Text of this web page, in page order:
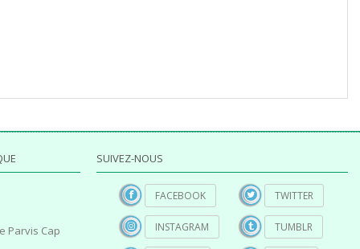
Parvis Cap
SUIVEZ-NOUS
FACEBOOK
INSTAGRAM
TWITTER
TUMBLR